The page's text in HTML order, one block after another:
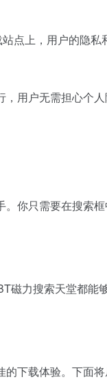
点上，用户的隐
用户无需担心个
你只需要在搜索
力搜索天堂都
下载体验。下面